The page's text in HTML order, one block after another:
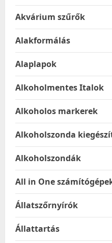
Akvárium szűrők
Alakformálás
Alaplapok
Alkoholmentes Italok
Alkoholos markerek
Alkoholszonda
Alkoholszondák
All in One
Állatszőrnyírók
Állattartás